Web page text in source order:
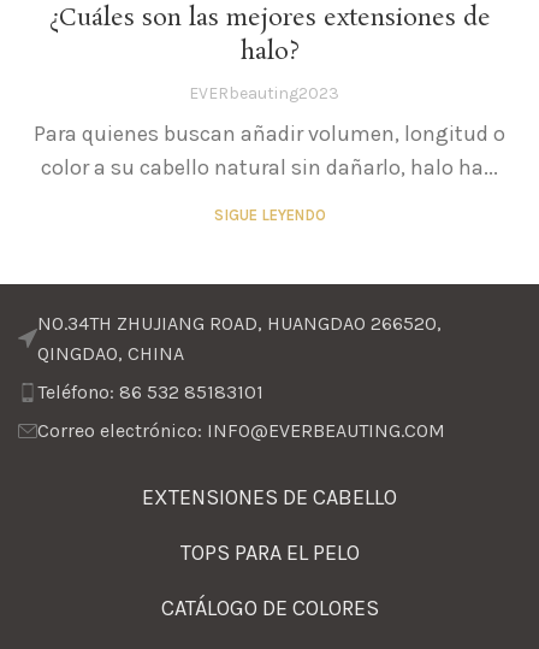
¿Cuáles son las mejores extensiones de
halo?
EVERbeauting2023
Para quienes buscan añadir volumen, longitud o
color a su cabello natural sin dañarlo, halo ha...
SIGUE LEYENDO
NO.34TH ZHUJIANG ROAD, HUANGDAO 266520,
QINGDAO, CHINA
Teléfono: 86 532 85183101
Correo electrónico: INFO@EVERBEAUTING.COM
EXTENSIONES DE CABELLO
TOPS PARA EL PELO
CATÁLOGO DE COLORES